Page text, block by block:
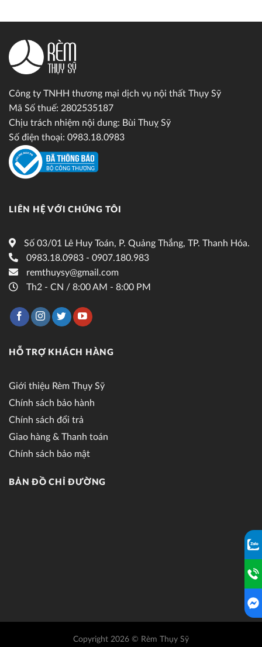
Công ty TNHH thương mại dịch vụ nội thất Thụy Sỹ
Mã Số thuế: 2802535187
Chịu trách nhiệm nội dung: Bùi Thuỵ Sỹ
Số điện thoại: 0983.18.0983
LIÊN HỆ VỚI CHÚNG TÔI
Số 03/01 Lê Huy Toán, P. Quảng Thắng, TP. Thanh Hóa.
0983.18.0983 - 0907.180.983
remthuysy@gmail.com
Th2 - CN / 8:00 AM - 8:00 PM
HỖ TRỢ KHÁCH HÀNG
Giới thiệu Rèm Thụy Sỹ
Chính sách bảo hành
Chính sách đổi trả
Giao hàng & Thanh toán
Chính sách bảo mật
BẢN ĐỒ CHỈ ĐƯỜNG
Copyright 2026 © Rèm Thụy Sỹ